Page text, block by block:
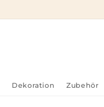
Dekoration Zubehör